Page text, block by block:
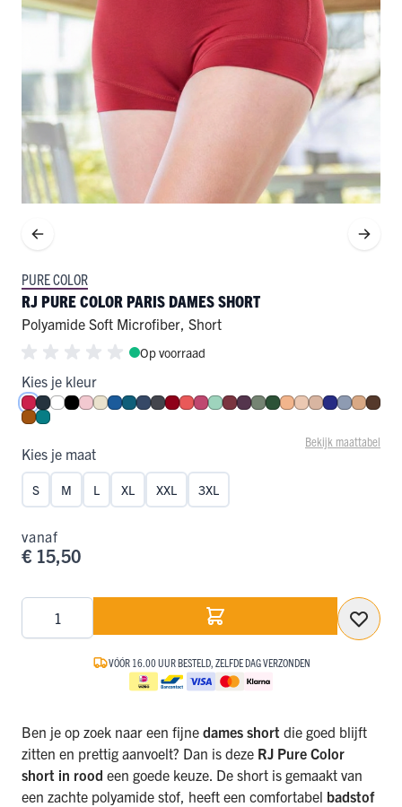
PURE COLOR
RJ PURE COLOR PARIS DAMES SHORT
Polyamide Soft Microfiber, Short
Op voorraad
Kies je kleur
RoodNavy
WitZwart
RozeIvoorBlauw
Petrol
Donkerblauw
Donkergrijs
Donkerrood
Koraal
Fuchsia
MintPortAubergine
OlijfDonkergroen
Perzik
Nude
Caffè Latte
Royal Blue
Steel
Cognac
Smaragd
Bekijk maattabel
Kies je maat
S M L XL XXL 3XL
vanaf
€ 15,50
VÓÓR 16.00 UUR BESTELD, ZELFDE DAG VERZONDEN
Ben je op zoek naar een fijne dames short die goed blijft
zitten en prettig aanvoelt? Dan is deze RJ Pure Color
short in rood een goede keuze. De short is gemaakt van
een zachte polyamide stof, heeft een comfortabel badstof